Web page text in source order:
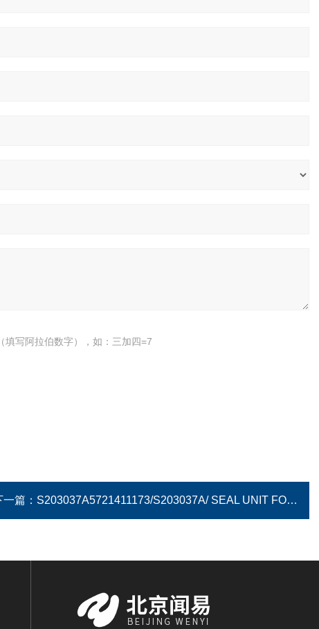
填写阿拉伯数字），如：三加四=7
一篇： S203037A5721411173/S203037A/ SEAL UNIT FOR R13C